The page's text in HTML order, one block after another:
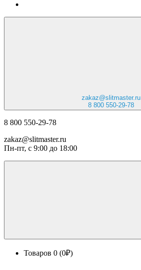
zakaz@slitmaster.ru
8 800 550-29-78
8 800 550-29-78
zakaz@slitmaster.ru
Пн-пт, с 9:00 до 18:00
Товаров 0 (0₽)